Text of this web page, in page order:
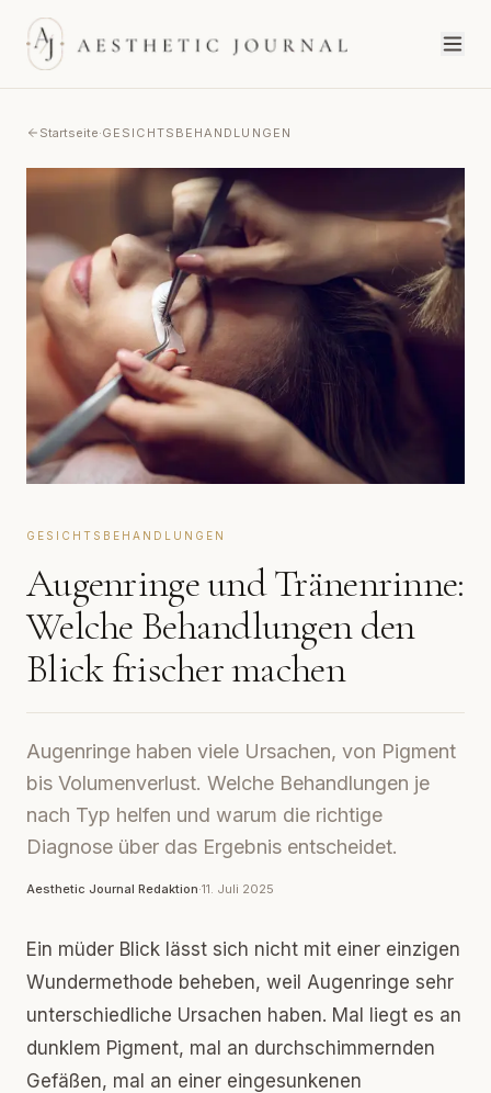
Startseite·GESICHTSBEHANDLUNGEN
GESICHTSBEHANDLUNGEN
Augenringe und Tränenrinne:
Welche Behandlungen den
Blick frischer machen
Augenringe haben viele Ursachen, von Pigment
bis Volumenverlust. Welche Behandlungen je
nach Typ helfen und warum die richtige
Diagnose über das Ergebnis entscheidet.
Aesthetic Journal Redaktion·11. Juli 2025
Ein müder Blick lässt sich nicht mit einer einzigen
Wundermethode beheben, weil Augenringe sehr
unterschiedliche Ursachen haben. Mal liegt es an
dunklem Pigment, mal an durchschimmernden
Gefäßen, mal an einer eingesunkenen